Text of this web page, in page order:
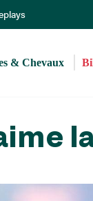
& Chevaux